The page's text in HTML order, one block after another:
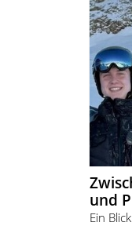
und
Ein